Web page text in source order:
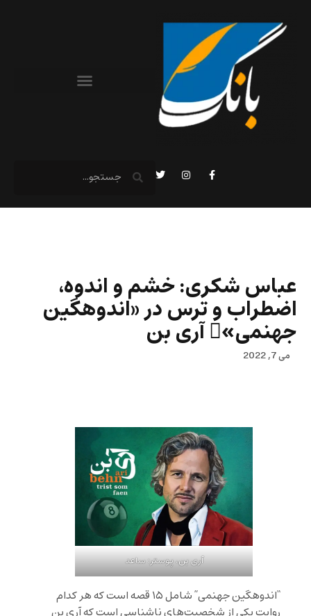
عباس شکری: خشم و اندوه،
اضطراب و ترس در «اندوهگین
جهنمی»ِ آری بن
می 7, 2022
آری بن، پوستر: ساعد
“اندوهگین جهنمی” شامل ۱۵ قصه است که هر کدام
روایت یکی از شخصیت‌های ناشناسی است که آری بِن